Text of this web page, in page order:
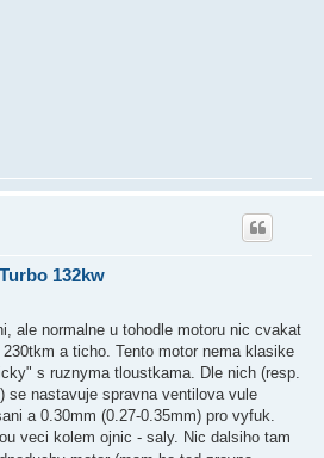
132kw
ale normalne u tohodle motoru nic cvakat
a ticho. Tento motor nema klasike
s ruznyma tloustkama. Dle nich (resp.
se nastavuje spravna ventilova vule
a 0.30mm (0.27-0.35mm) pro vyfuk.
veci kolem ojnic - saly. Nic dalsiho tam